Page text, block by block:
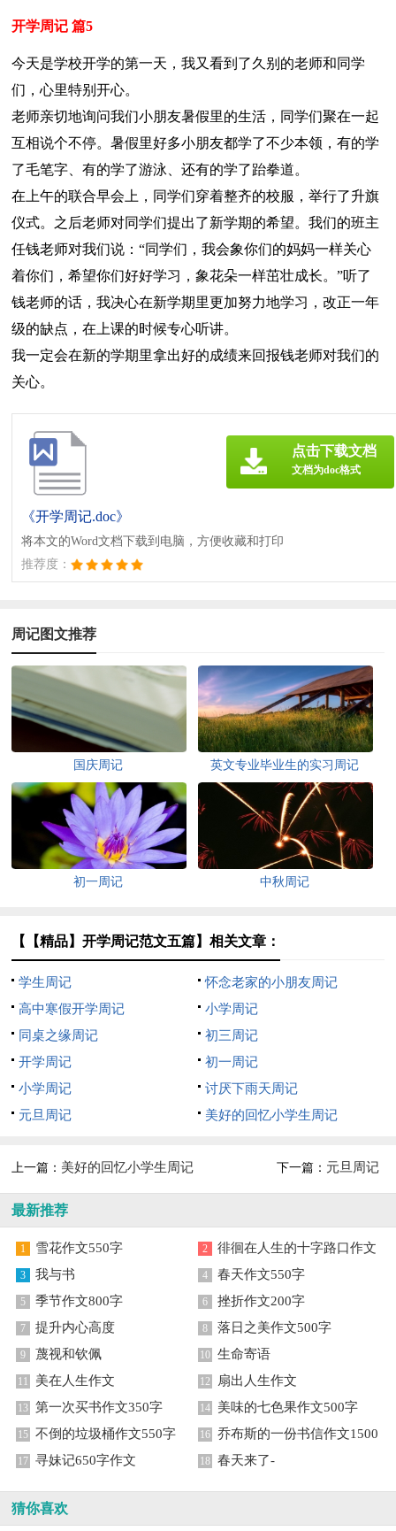
开学周记 篇5
今天是学校开学的第一天，我又看到了久别的老师和同学
们，心里特别开心。
老师亲切地询问我们小朋友暑假里的生活，同学们聚在一起
互相说个不停。暑假里好多小朋友都学了不少本领，有的学
了毛笔字、有的学了游泳、还有的学了跆拳道。
在上午的联合早会上，同学们穿着整齐的校服，举行了升旗
仪式。之后老师对同学们提出了新学期的希望。我们的班主
任钱老师对我们说：“同学们，我会象你们的妈妈一样关心
着你们，希望你们好好学习，象花朵一样茁壮成长。”听了
钱老师的话，我决心在新学期里更加努力地学习，改正一年
级的缺点，在上课的时候专心听讲。
我一定会在新的学期里拿出好的成绩来回报钱老师对我们的
关心。
《开学周记.doc》
将本文的Word文档下载到电脑，方便收藏和打印
推荐度：
点击下载文档
文档为doc格式
周记图文推荐
国庆周记 英文专业毕业生的实习周记
初一周记 中秋周记
【【精品】开学周记范文五篇】相关文章：
学生周记
怀念老家的小朋友周记
高中寒假开学周记
小学周记
同桌之缘周记
初三周记
开学周记
初一周记
小学周记
讨厌下雨天周记
元旦周记
美好的回忆小学生周记
上一篇： 美好的回忆小学生周记 下一篇： 元旦周记
最新推荐
1 雪花作文550字 2 徘徊在人生的十字路口作文
3 我与书 4 春天作文550字
5 季节作文800字 6 挫折作文200字
7 提升内心高度 8 落日之美作文500字
9 蔑视和钦佩 10 生命寄语
11 美在人生作文 12 扇出人生作文
13 第一次买书作文350字 14 美味的七色果作文500字
15 不倒的垃圾桶作文550字 16 乔布斯的一份书信作文1500
字
17 寻妹记650字作文 18 春天来了-
猜你喜欢